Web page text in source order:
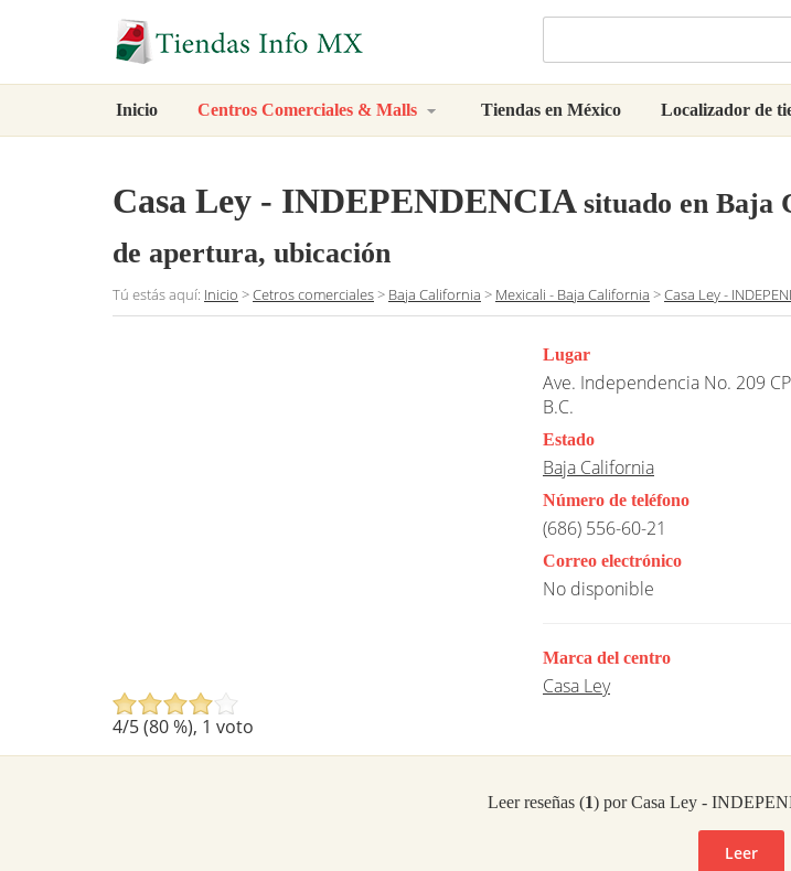
Inicio Centros Comerciales & Malls Tiendas en México Localizador de
Casa Ley - INDEPENDENCIA situado en
de apertura, ubicación
Tú estás aquí: Inicio >Cetros comerciales> Baja California > Mexicali - Baja California >Casa Ley -
4/5 (80%), 1 voto
Lugar
Ave. Independencia No. 209
B.C.
Estado
Baja California
Número de teléfono
(686) 556-60-21
Correo electrónico
No disponible
Marca del centro
Casa Ley
Leer reseñas (1) por Casa Ley -
Leer